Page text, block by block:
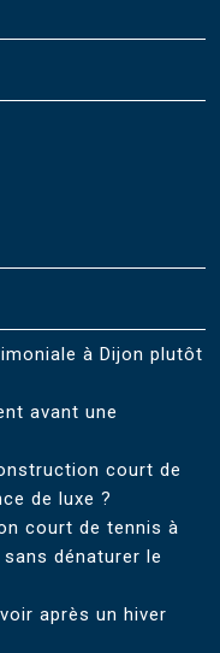
à Dijon plutôt
avant une
court de
de luxe ?
court de tennis à
dénaturer le
après un hiver